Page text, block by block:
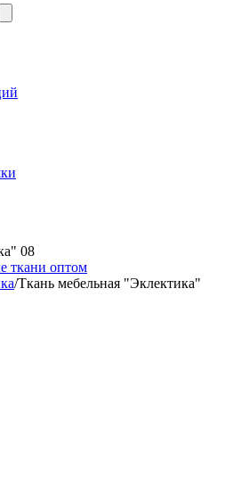
08
ткани оптом
/Ткань мебельная "Эклектика"